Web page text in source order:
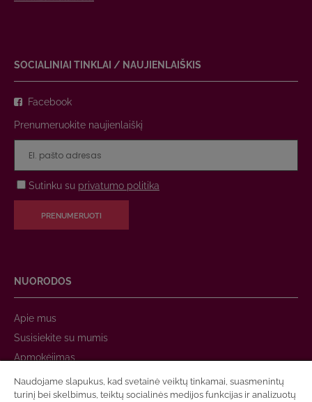
SOCIALINIAI TINKLAI / NAUJIENLAIŠKIS
Facebook
Prenumeruokite naujienlaiškį
Sutinku su privatumo politika
PRENUMERUOTI
NUORODOS
Apie mus
Susisiekite su mumis
Apmokėjimas
Prekių pristatymas
Garantija ir grąžinimas
Naudojame slapukus, kad svetainė veiktų tinkamai, suasmenintų
turinį bei skelbimus, teiktų socialinės medijos funkcijas ir analizuotų